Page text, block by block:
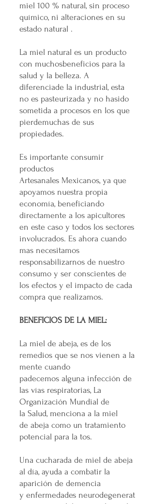
miel 100 % natural, sin proceso
químico, ni alteraciones en su
estado natural .
La miel natural es un producto
con muchosbeneficios para la
salud y la belleza. A
diferenciade la industrial, esta
no es pasteurizada y no hasido
sometida a procesos en los que
pierdemuchas de sus
propiedades.
Es importante consumir
productos
Artesanales Mexicanos, ya que
apoyamos nuestra propia
economía, beneficiando
directamente a los apicultores
en este caso y todos los sectores
involucrados. Es ahora cuando
mas necesitamos
responsabilizarnos de nuestro
consumo y ser conscientes de
los efectos y el impacto de cada
compra que realizamos.
BENEFICIOS DE LA MIEL:
La miel de abeja, es de los
remedios que se nos vienen a la
mente cuando
padecemos alguna infección de
las vías respiratorias, La
Organización Mundial de
la Salud, menciona a la miel
de abeja como un tratamiento
potencial para la tos.
Una cucharada de miel de abeja
al día, ayuda a combatir la
aparición de demencia
y enfermedades neurodegenerat